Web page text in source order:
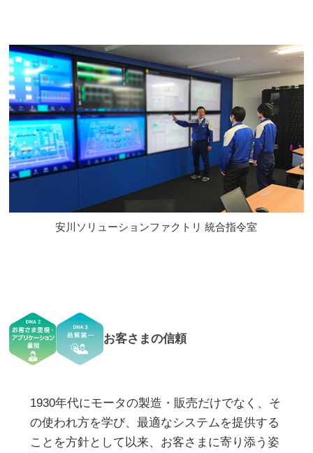
安川ソリューションファクトリ 統合指令室
お客さまの信頼
1930年代にモータの製造・販売だけでなく、そ
の使われ方を学び、最適なシステムを提供する
ことを方針として以来、お客さまに寄り添う姿